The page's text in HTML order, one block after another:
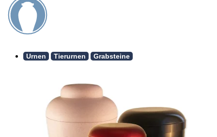
Urnen Tierurnen Grabsteine